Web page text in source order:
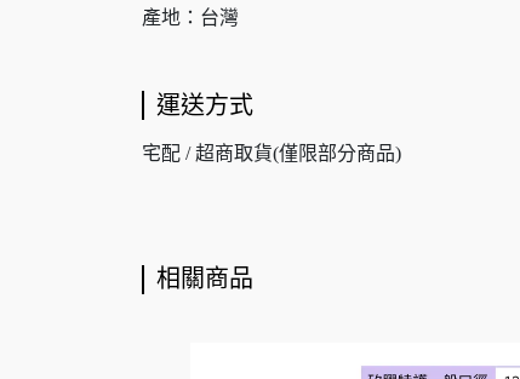
產地：台灣
運送方式
宅配 / 超商取貨(僅限部分商品)
相關商品